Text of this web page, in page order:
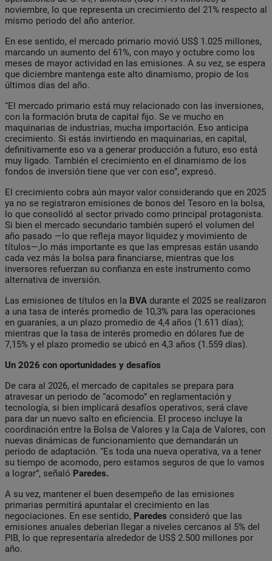
noviembre, lo que representa un crecimiento del 21% respecto al
mismo periodo del año anterior.
En ese sentido, el mercado primario movió US$ 1.025 millones,
marcando un aumento del 61%, con mayo y octubre como los
meses de mayor actividad en las emisiones. A su vez, se espera
que diciembre mantenga este alto dinamismo, propio de los
últimos días del año.
“El mercado primario está muy relacionado con las inversiones,
con la formación bruta de capital fijo. Se ve mucho en
maquinarias de industrias, mucha importación. Eso anticipa
crecimiento. Si estás invirtiendo en maquinarias, en capital,
definitivamente eso va a generar producción a futuro, eso está
muy ligado. También el crecimiento en el dinamismo de los
fondos de inversión tiene que ver con eso”, expresó.
El crecimiento cobra aún mayor valor considerando que en 2025
ya no se registraron emisiones de bonos del Tesoro en la bolsa,
lo que consolidó al sector privado como principal protagonista.
Si bien el mercado secundario también superó el volumen del
año pasado —lo que refleja mayor liquidez y movimiento de
títulos—,lo más importante es que las empresas están usando
cada vez más la bolsa para financiarse, mientras que los
inversores refuerzan su confianza en este instrumento como
alternativa de inversión.
Las emisiones de títulos en la BVA durante el 2025 se realizaron
a una tasa de interés promedio de 10,3% para las operaciones
en guaraníes, a un plazo promedio de 4,4 años (1.611 días);
mientras que la tasa de interés promedio en dólares fue de
7,15% y el plazo promedio se ubicó en 4,3 años (1.559 días).
Un 2026 con oportunidades y desafíos
De cara al 2026, el mercado de capitales se prepara para
atravesar un periodo de “acomodo” en reglamentación y
tecnología, si bien implicará desafíos operativos, será clave
para dar un nuevo salto en eficiencia. El proceso incluye la
coordinación entre la Bolsa de Valores y la Caja de Valores, con
nuevas dinámicas de funcionamiento que demandarán un
periodo de adaptación. “Es toda una nueva operativa, va a tener
su tiempo de acomodo, pero estamos seguros de que lo vamos
a lograr”, señaló Paredes.
A su vez, mantener el buen desempeño de las emisiones
primarias permitirá apuntalar el crecimiento en las
negociaciones. En ese sentido, Paredes consideró que las
emisiones anuales deberían llegar a niveles cercanos al 5% del
PIB, lo que representaría alrededor de US$ 2.500 millones por
año.